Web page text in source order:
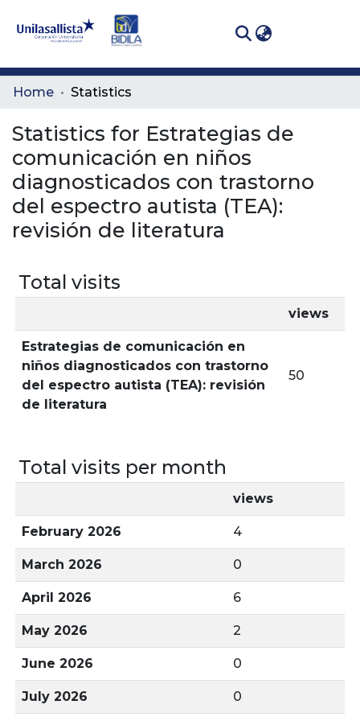
Communities
All of DSpace
Home Statistics
Statistics for Estrategias de
comunicación en niños
diagnosticados con trastorno
del espectro autista (TEA):
revisión de literatura
Total visits
views
Estrategias de comunicación en
niños diagnosticados con trastorno
del espectro autista (TEA): revisión
de literatura
50
Total visits per month
views
February 2026 4
March 2026 0
April 2026 6
May 2026 2
June 2026 0
July 2026 0